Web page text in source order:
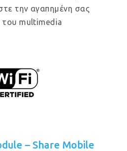
την αγαπημένη σας
του multimedia
– Share Mobile